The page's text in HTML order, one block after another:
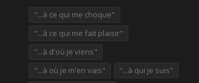
"...à ce qui me choque"
"...à ce qui me fait plaisir"
"...à d'où je viens"
"...à où je m'en vais"
"...à qui je suis"